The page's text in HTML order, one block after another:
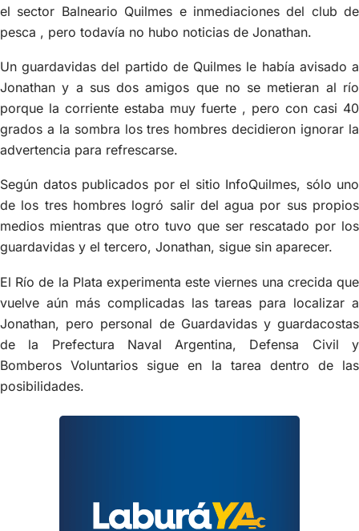
el sector Balneario Quilmes e inmediaciones del club de
pesca , pero todavía no hubo noticias de Jonathan.
Un guardavidas del partido de Quilmes le había avisado a
Jonathan y a sus dos amigos que no se metieran al río
porque la corriente estaba muy fuerte , pero con casi 40
grados a la sombra los tres hombres decidieron ignorar la
advertencia para refrescarse.
Según datos publicados por el sitio InfoQuilmes, sólo uno
de los tres hombres logró salir del agua por sus propios
medios mientras que otro tuvo que ser rescatado por los
guardavidas y el tercero, Jonathan, sigue sin aparecer.
El Río de la Plata experimenta este viernes una crecida que
vuelve aún más complicadas las tareas para localizar a
Jonathan, pero personal de Guardavidas y guardacostas
de la Prefectura Naval Argentina, Defensa Civil y
Bomberos Voluntarios sigue en la tarea dentro de las
posibilidades.